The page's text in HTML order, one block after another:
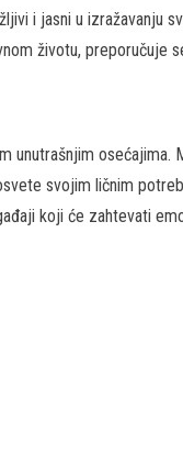
i jasni u izražavanju
životu, preporučuje
unutrašnjim osećajima.
svojim ličnim
koji će zahtevati